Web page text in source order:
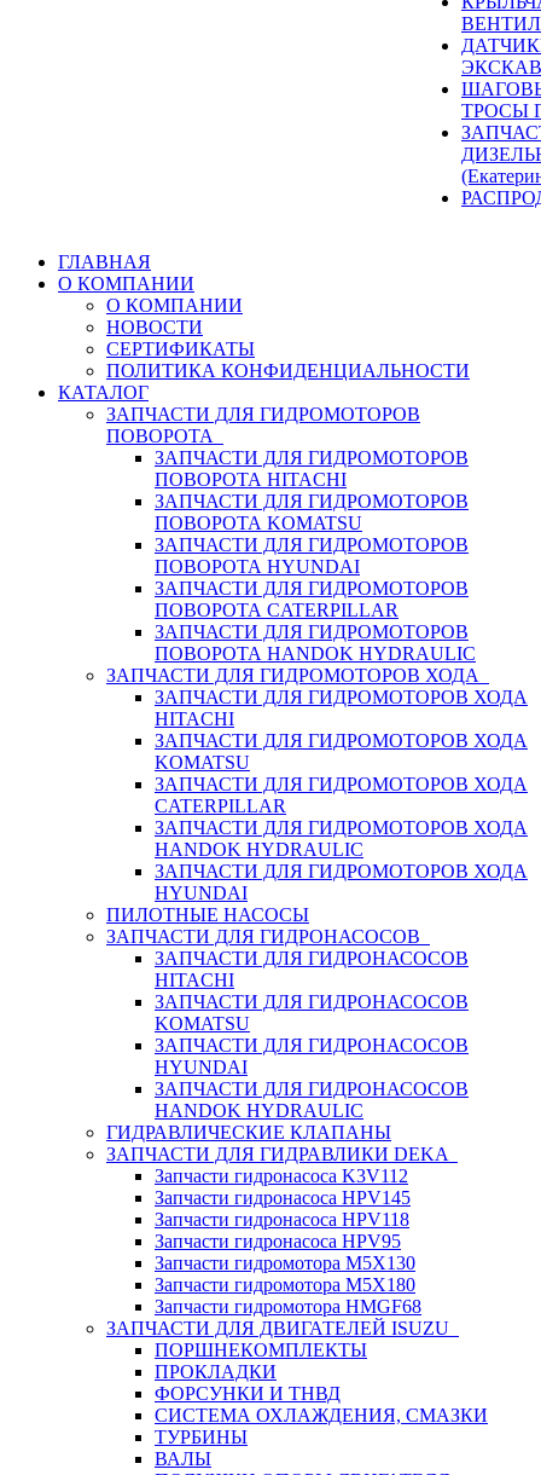
ТРОСЫ
ГЛАВНАЯ
О КОМПАНИИ
О КОМПАНИИ
НОВОСТИ
СЕРТИФИКАТЫ
ПОЛИТИКА КОНФИДЕНЦИАЛЬНОСТИ
КАТАЛОГ
ЗАПЧАСТИ ДЛЯ ГИДРОМОТОРОВ
ПОВОРОТА
ЗАПЧАСТИ ДЛЯ ГИДРОМОТОРОВ
ПОВОРОТА HITACHI
ЗАПЧАСТИ ДЛЯ ГИДРОМОТОРОВ
ПОВОРОТА KOMATSU
ЗАПЧАСТИ ДЛЯ ГИДРОМОТОРОВ
ПОВОРОТА HYUNDAI
ЗАПЧАСТИ ДЛЯ ГИДРОМОТОРОВ
ПОВОРОТА CATERPILLAR
ЗАПЧАСТИ ДЛЯ ГИДРОМОТОРОВ
ПОВОРОТА HANDOK HYDRAULIC
ЗАПЧАСТИ ДЛЯ ГИДРОМОТОРОВ ХОДА
ЗАПЧАСТИ ДЛЯ ГИДРОМОТОРОВ ХОДА
HITACHI
ЗАПЧАСТИ ДЛЯ ГИДРОМОТОРОВ ХОДА
KOMATSU
ЗАПЧАСТИ ДЛЯ ГИДРОМОТОРОВ ХОДА
CATERPILLAR
ЗАПЧАСТИ ДЛЯ ГИДРОМОТОРОВ ХОДА
HANDOK HYDRAULIC
ЗАПЧАСТИ ДЛЯ ГИДРОМОТОРОВ ХОДА
HYUNDAI
ПИЛОТНЫЕ НАСОСЫ
ЗАПЧАСТИ ДЛЯ ГИДРОНАСОСОВ
ЗАПЧАСТИ ДЛЯ ГИДРОНАСОСОВ
HITACHI
ЗАПЧАСТИ ДЛЯ ГИДРОНАСОСОВ
KOMATSU
ЗАПЧАСТИ ДЛЯ ГИДРОНАСОСОВ
HYUNDAI
ЗАПЧАСТИ ДЛЯ ГИДРОНАСОСОВ
HANDOK HYDRAULIC
ГИДРАВЛИЧЕСКИЕ КЛАПАНЫ
ЗАПЧАСТИ ДЛЯ ГИДРАВЛИКИ DEKA
Запчасти гидронасоса K3V112
Запчасти гидронасоса HPV145
Запчасти гидронасоса HPV118
Запчасти гидронасоса HPV95
Запчасти гидромотора M5X130
Запчасти гидромотора M5X180
Запчасти гидромотора HMGF68
ЗАПЧАСТИ ДЛЯ ДВИГАТЕЛЕЙ ISUZU
ПОРШНЕКОМПЛЕКТЫ
ПРОКЛАДКИ
ФОРСУНКИ И ТНВД
СИСТЕМА ОХЛАЖДЕНИЯ, СМАЗКИ
ТУРБИНЫ
ВАЛЫ